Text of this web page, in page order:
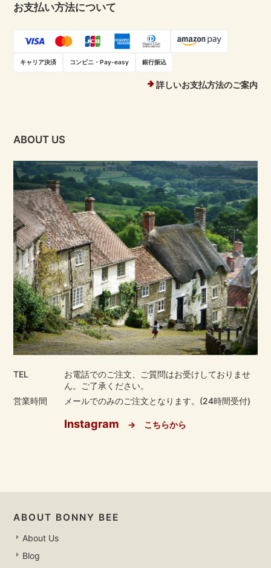
お支払い方法について
キャリア決済 コンビニ・Pay-easy 銀行振込
詳しいお支払方法のご案内
ABOUT US
TEL
お電話でのご注文、ご質問はお受けしておりませ
ん。ご了承ください。
営業時間
メールでのみのご注文となります。(24時間受付)
Instagram → こちらから
ABOUT BONNY BEE
About Us
Blog